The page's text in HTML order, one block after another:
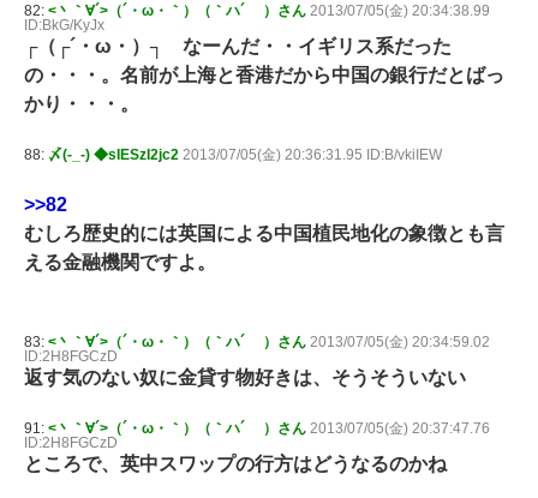
82: <丶｀∀´>（´・ω・｀）（｀ハ´ ）さん 2013/07/05(金) 20:34:38.99
ID:BkG/KyJx
┌（┌´・ω・）┐ なーんだ・・イギリス系だった
の・・・。名前が上海と香港だから中国の銀行だとばっ
かり・・・。
88: 〆(-_-) ◆sIESzI2jc2 2013/07/05(金) 20:36:31.95 ID:B/vkiIEW
>>82
むしろ歴史的には英国による中国植民地化の象徴とも言
える金融機関ですよ。
83: <丶｀∀´>（´・ω・｀）（｀ハ´ ）さん 2013/07/05(金) 20:34:59.02
ID:2H8FGCzD
返す気のない奴に金貸す物好きは、そうそういない
91: <丶｀∀´>（´・ω・｀）（｀ハ´ ）さん 2013/07/05(金) 20:37:47.76
ID:2H8FGCzD
ところで、英中スワップの行方はどうなるのかね